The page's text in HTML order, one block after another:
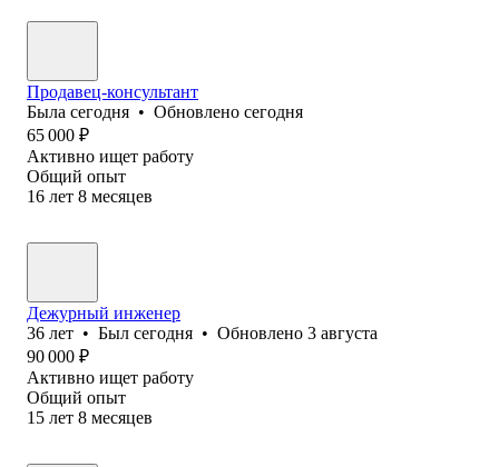
Продавец-консультант
Была сегодня • Обновлено сегодня
65 000 ₽
Активно ищет работу
Общий опыт
16 лет 8 месяцев
Дежурный инженер
36 лет • Был сегодня • Обновлено 3 августа
90 000 ₽
Активно ищет работу
Общий опыт
15 лет 8 месяцев